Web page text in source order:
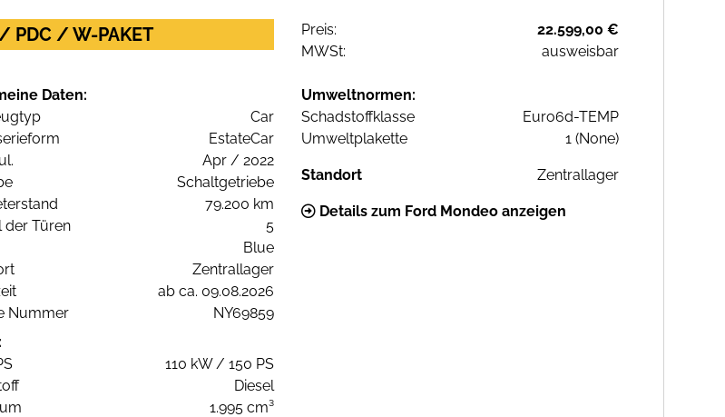
PDC / W-PAKET Preis:
22.599,00 €
MWSt:
ausweisbar
Daten:
Car
EstateCar
Apr / 2022
Schaltgetriebe
79.200 km
der Türen
5
Blue
Zentrallager
ab ca. 09.08.2026
Nummer
NY69859
110 kW / 150 PS
Diesel
1.995 cm³
Umweltnormen:
Schadstoffklasse
Euro6d-TEMP
Umweltplakette
1 (None)
Standort Zentrallager
Details zum Ford Mondeo anzeigen